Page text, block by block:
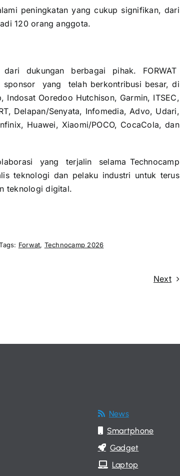
peningkatan yang cukup signifikan, dari
120 orang anggota.
dukungan berbagai pihak. FORWAT
yang telah berkontribusi besar, di
Indosat Ooredoo Hutchison, Garmin, ITSEC,
Delapan/Senyata, Infomedia, Advo, Udari,
Huawei, Xiaomi/POCO, CocaCola, dan
yang terjalin selama Technocamp
teknologi dan pelaku industri untuk terus
teknologi digital.
Forwat, Technocamp 2026
Next
News
Smartphone
Gadget
Laptop